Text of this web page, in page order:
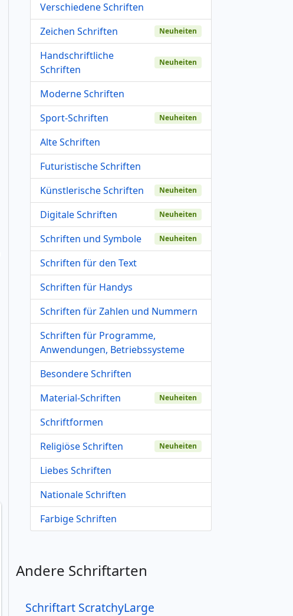
Verschiedene Schriften
Zeichen Schriften
Neuheiten
Handschriftliche
Schriften
Neuheiten
Moderne Schriften
Sport-Schriften
Neuheiten
Alte Schriften
Futuristische Schriften
Künstlerische Schriften
Neuheiten
Digitale Schriften Neuheiten
Schriften und Symbole Neuheiten
Schriften für den Text
Schriften für Handys
Schriften für Zahlen und Nummern
Schriften für Programme,
Anwendungen, Betriebssysteme
Besondere Schriften
Material-Schriften
Neuheiten
Schriftformen
Religiöse Schriften
Neuheiten
Liebes Schriften
Nationale Schriften
Farbige Schriften
Andere Schriftarten
Schriftart ScratchyLarge